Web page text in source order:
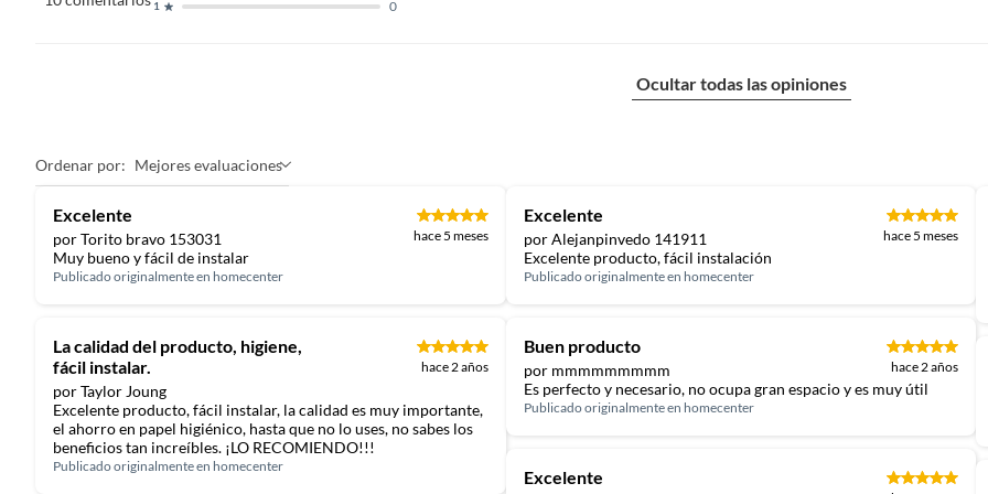
1 0
Ocultar todas las opiniones
Ordenar por: Mejores evaluaciones
Excelente
por Torito bravo 153031 hace 5 meses
Muy bueno y fácil de instalar
Publicado originalmente en homecenter
La calidad del producto, higiene,
fácil instalar.
por Taylor Joung
hace 2 años
Excelente producto, fácil instalar, la calidad es muy importante,
el ahorro en papel higiénico, hasta que no lo uses, no sabes los
beneficios tan increíbles. ¡LO RECOMIENDO!!!
Publicado originalmente en homecenter
Excelente
por Alejanpinvedo 141911 hace 5 meses
Excelente producto, fácil instalación
Publicado originalmente en homecenter
Buen producto
por mmmmmmmmm hace 2 años
Es perfecto y necesario, no ocupa gran espacio y es muy útil
Publicado originalmente en homecenter
Excelente